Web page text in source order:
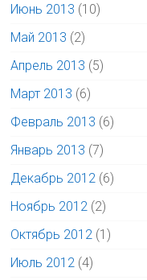
Июнь 2013 (10)
Май 2013 (2)
Апрель 2013 (5)
Март 2013 (6)
Февраль 2013 (6)
Январь 2013 (7)
Декабрь 2012 (6)
Ноябрь 2012 (2)
Октябрь 2012 (1)
Июль 2012 (4)